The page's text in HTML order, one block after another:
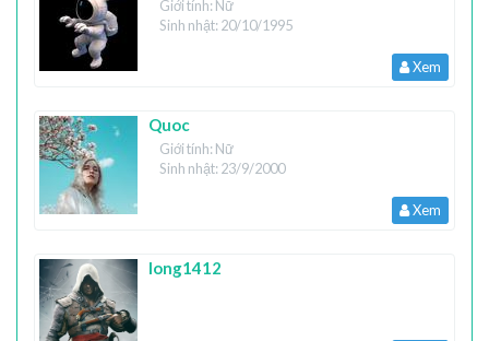
Giới tính: Nữ
Sinh nhật: 20/10/1995
Xem
Quoc
Giới tính: Nữ
Sinh nhật: 23/9/2000
Xem
long1412